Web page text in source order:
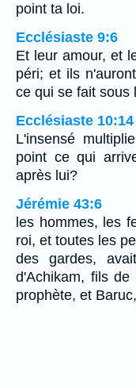
point ta loi.
Ecclésiaste 9:6
Et leur amour, et
péri; et ils
ce qui se fait sous
Ecclésiaste 10:14
L'insensé
point ce qui
après lui?
Jérémie 43:6
les hommes, les
roi, et toutes les
des gardes,
d'Achikam, fils
prophète, et